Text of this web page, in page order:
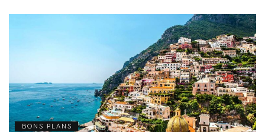
BONS PLANS